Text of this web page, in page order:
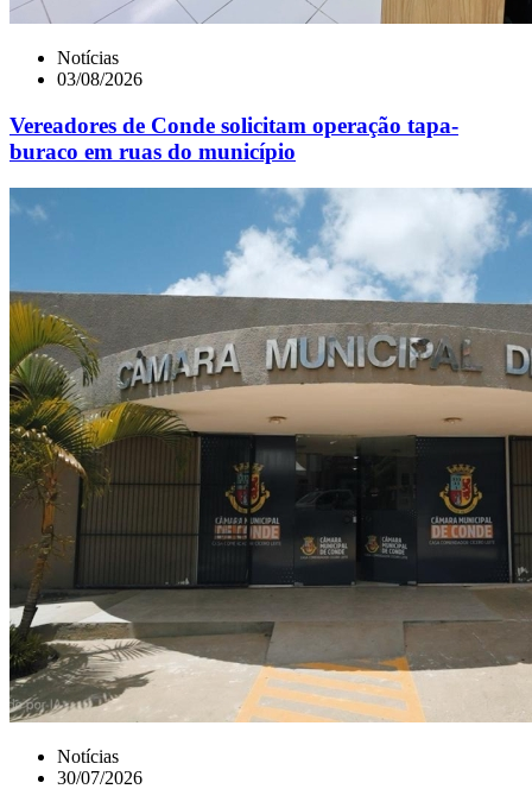
Notícias
03/08/2026
Vereadores de Conde solicitam operação tapa-
buraco em ruas do município
Notícias
30/07/2026